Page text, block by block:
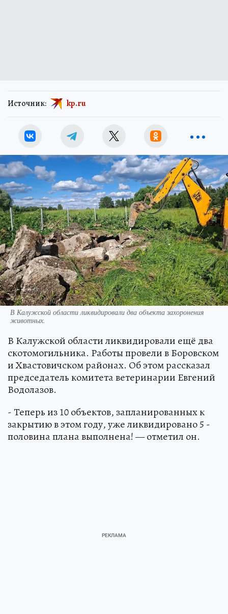
Источник: kp.ru
В Калужской области ликвидировали два объекта захоронения
животных.
В Калужской области ликвидировали ещё два
скотомогильника. Работы провели в Боровском
и Хвастовичском районах. Об этом рассказал
председатель комитета ветеринарии Евгений
Водолазов.
- Теперь из 10 объектов, запланированных к
закрытию в этом году, уже ликвидировано 5 -
половина плана выполнена! — отметил он.